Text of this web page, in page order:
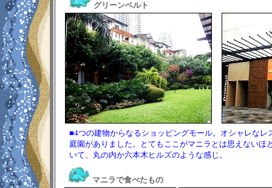
グリーンベルト
■4つの建物からなるショッピングモール。オシャレな
庭園がありました。とてもここがマニラとは思えない
いて、丸の内か六本木ヒルズのような感じ。
マニラで食べたもの